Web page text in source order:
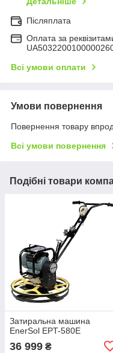
Післяплата
Оплата за
Всі умови оплати
Умови повернення
Повернення товару
Всі умови повернення
Подібні товари
Затиральна машина
EnerSol EPT-580E
36 999 ₴